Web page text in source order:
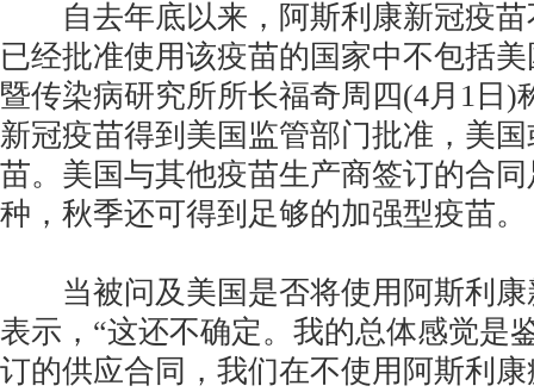
自去年底以来，阿斯利康新冠疫苗
已经批准使用该疫苗的国家中不包括
暨传染病研究所所长福奇周四(4月1日)
新冠疫苗得到美国监管部门批准，美
苗。美国与其他疫苗生产商签订的合
种，秋季还可得到足够的加强型疫苗。
当被问及美国是否将使用阿斯利康
表示，“这还不确定。我的总体感觉是
订的供应合同，我们在不使用阿斯利